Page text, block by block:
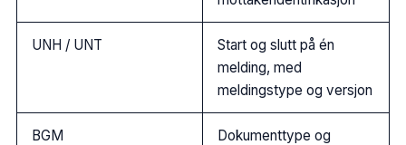
UNH / UNT
Start og slutt på én
melding, med
meldingstype og versjon
BGM
Dokumenttype og